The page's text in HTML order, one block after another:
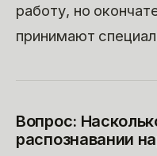
работу, но
принимают
Вопрос:
распознавании